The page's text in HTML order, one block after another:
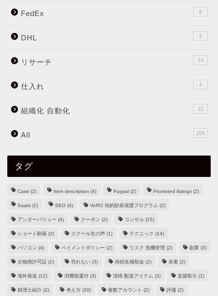
FedEx 8
DHL 4
リサーチ 14
仕入れ 4
組織化 自動化 15
All 208
タグ
Case (2) Item description (4) Paypal (2) Promoted listings (2)
Saats (2) SEO (4) VeRO 知的財産保護プログラム (2)
アンダーバリュー (4) クーポン (2) コンサル (15)
ショート動画 (2) スクール生の声 (1) テクニック (14)
パソコン (4) ペイメントポリシー (2) リスク 危機管理 (2) 副業 (3)
古物商許可証 (2) 売れない (3) 持続化補助金 (2) 未着 (2)
海外発送 (12) 消費税還付 (3) 清掃 配送アイテム (3) 直接取引 (1)
税理士紹介 (2) 考え方 (20) 複数アカウント (2) 評価 (2)